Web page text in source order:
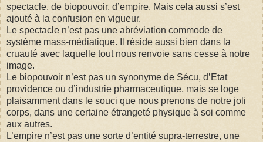
spectacle, de biopouvoir, d’empire. Mais cela aussi s’est
ajouté à la confusion en vigueur.
Le spectacle n’est pas une abréviation commode de
système mass-médiatique. Il réside aussi bien dans la
cruauté avec laquelle tout nous renvoie sans cesse à notre
image.
Le biopouvoir n’est pas un synonyme de Sécu, d’Etat
providence ou d’industrie pharmaceutique, mais se loge
plaisamment dans le souci que nous prenons de notre joli
corps, dans une certaine étrangeté physique à soi comme
aux autres.
L’empire n’est pas une sorte d’entité supra-terrestre, une